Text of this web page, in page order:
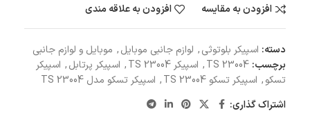
افزودن به مقایسه
افزودن به علاقه مندی
دسته: اسپیکر بلوتوثی, لوازم جانبی موبایل, موبایل و لوازم جانبی
برچسب: TS 23004
, اسپیکر TS 23004 , اسپیکر پرتابل, اسپیکر
تسکو, اسپیکر تسکو TS 23004 , اسپیکر تسکو مدل TS 23004
اشتراک گذاری: